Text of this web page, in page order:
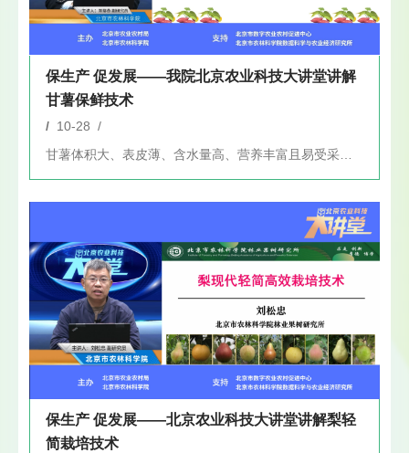
保生产 促发展——我院北京农业科技大讲堂讲解
甘薯保鲜技术
/ 10-28 /
保生产 促发展——北京农业科技大讲堂讲解梨轻
简栽培技术